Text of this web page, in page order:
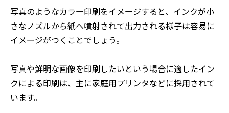
写真のようなカラー印刷をイメージすると、インクが小
さなノズルから紙へ噴射されて出力される様子は容易に
イメージがつくことでしょう。
写真や鮮明な画像を印刷したいという場合に適したイン
クによる印刷は、主に家庭用プリンタなどに採用されて
います。